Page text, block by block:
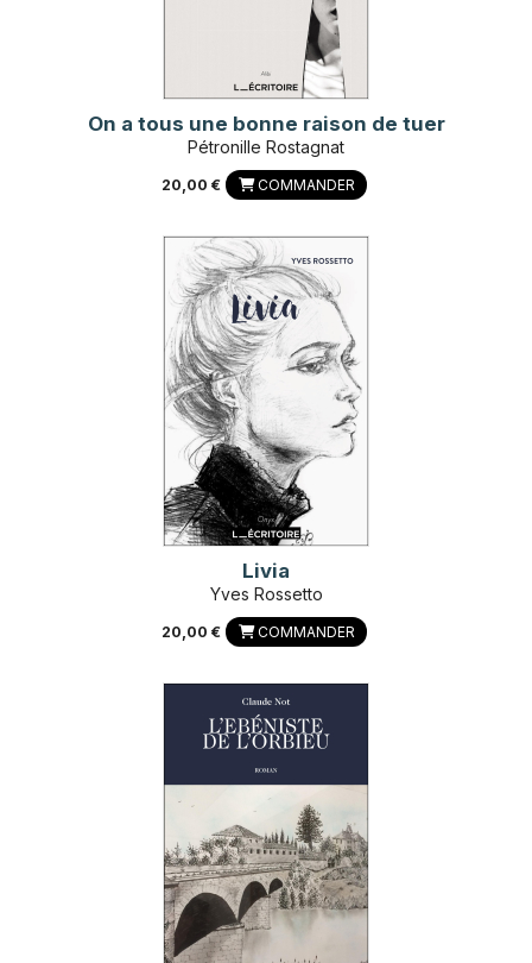
On a tous une bonne raison de tuer
Pétronille Rostagnat
20,00 € COMMANDER
Livia
Yves Rossetto
20,00 € COMMANDER